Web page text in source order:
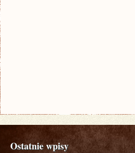
Ostatnie wpisy